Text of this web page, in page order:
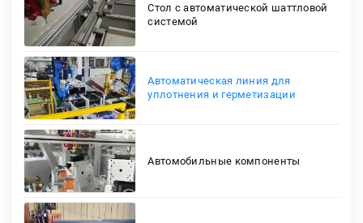
Стол с автоматической шаттловой
системой
Автоматическая линия для
уплотнения и герметизации
Автомобильные компоненты